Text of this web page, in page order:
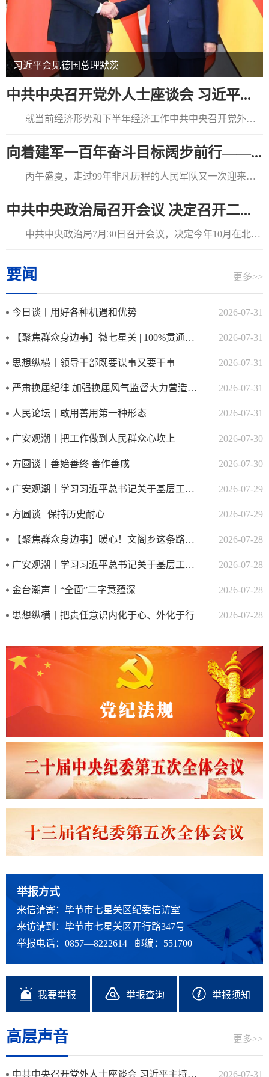
习近平会见德国总理默茨
中共中央召开党外人士座谈会 习近平...
就当前经济形势和下半年经济工作中共中央召开党外人
宁蔡...
向着建军一百年奋斗目标阔步前行——...
丙午盛夏，走过99年非凡历程的人民军队又一次迎来自
巍...
中共中央政治局召开会议 决定召开二...
中共中央政治局7月30日召开会议，决定今年10月在北京
要闻 更多>>
今日谈丨用好各种机遇和优势 2026-07-31
【聚焦群众身边事】微七星关 | 100%贯通！事关七星关人的“救... 2026-07-31
思想纵横丨领导干部既要谋事又要干事 2026-07-31
严肃换届纪律 加强换届风气监督大力营造风清气正的换届环境 2026-07-31
人民论坛丨敢用善用第一种形态 2026-07-31
广安观潮丨把工作做到人民群众心坎上 2026-07-30
方圆谈丨善始善终 善作善成 2026-07-30
广安观潮丨学习习近平总书记关于基层工作方法的重要论述② 让人民过... 2026-07-29
方圆谈 | 保持历史耐心 2026-07-29
【聚焦群众身边事】暖心！文阁乡这条路变了 2026-07-28
广安观潮丨学习习近平总书记关于基层工作方法的重要论述① 把抓基层... 2026-07-28
金台潮声丨“全面”二字意蕴深 2026-07-28
思想纵横丨把责任意识内化于心、外化于行 2026-07-28
举报方式
来信请寄：毕节市七星关区纪委信访室
来访请到：毕节市七星关区开行路347号
举报电话：0857—8222614 邮编：551700
我要举报 举报查询 举报须知
高层声音 更多>>
中共中央召开党外人士座谈会 习近平主持并发表重要讲话 2026-07-31